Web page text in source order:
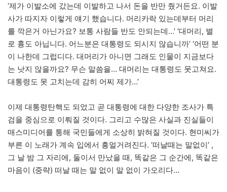
‘제가 이발소에 갔는데 이발하고 나서 돈을 반만 줬거든요. 이발
사가 따지자 이렇게 얘기 했습니다. 머리카락 있는데부터 머리
를 깍은거 아닌가요? 보통 사람들 반도 안되는데…’ ‘대머리, 별
로 흉도 아닙니다. 어느분은 대통령도 되시지 않습니까’ ‘어떤 분
이 나한데 그럽디다. 대머리가 아니면 그래도 인물이 지금보다
는 낫지 않을까요? 무슨 말씀을… 대머리는 대통령도 못고쳐요.
대통령도 못 고치는데 감히 어찌 제가…’
이제 대통령탄핵도 되었고 곧 대통령에 대한 다양한 조사가 특
검을 중심으로 이뤄질 것이다. 그리고 수많은 사실과 진실들이
매스미디어를 통해 국민들에게 소상히 밝혀질 것이다. 현미씨가
부른 이 노래가 계속 입에서 흥얼거려진다. ‘떠날때는 말없이’ ,
그 날 밤 그 자리에, 둘이서 만났을 때, 똑같은 그 순간에, 똑같은
마음이 (중략) 떠날 때는 말 없이 말 없이 가오리다…